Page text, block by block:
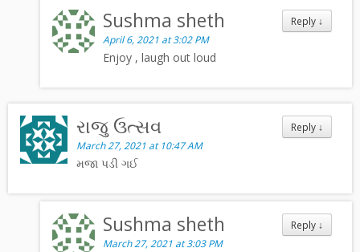
Reply ↓
Sushma sheth
April 6, 2021 at 3:02 PM
Enjoy , laugh out loud
Reply ↓
રાજુ ઉત્સવ
March 27, 2021 at 10:47 AM
મજા પડી ગઈ
Reply ↓
Sushma sheth
March 27, 2021 at 3:03 PM